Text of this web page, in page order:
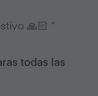
🙏🏻 “
todas las